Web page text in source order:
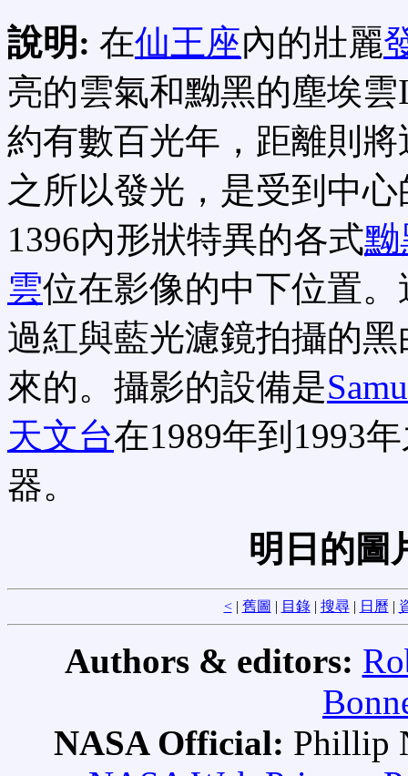
說明: 在仙王座內的壯麗
亮的雲氣和黝黑的塵埃
約有數百光年，距離則
之所以發光，是受到中
1396內形狀特異的各式黝
雲位在影像的中下位置
過紅與藍光濾鏡拍攝的
來的。攝影的設備是
天文台在1989年到1993
器。
明日的圖
<| 舊圖 | 目錄| 搜尋| 日曆 |
Authors & editors:
NASA Official: Phillip